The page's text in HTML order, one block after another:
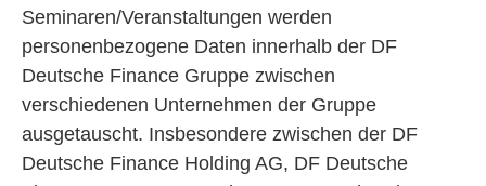
Seminaren/Veranstaltungen werden
personenbezogene Daten innerhalb der DF
Deutsche Finance Gruppe zwischen
verschiedenen Unternehmen der Gruppe
ausgetauscht. Insbesondere zwischen der DF
Deutsche Finance Holding AG, DF Deutsche